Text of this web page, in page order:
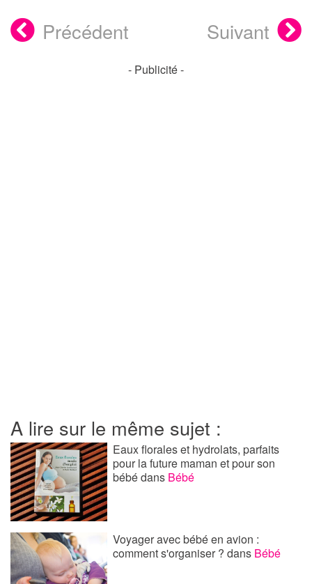
Précédent Suivant
- Publicité -
A lire sur le même sujet :
Eaux florales et hydrolats, parfaits
pour la future maman et pour son
bébédans Bébé
Voyager avec bébé en avion :
comment s'organiser ?dans Bébé